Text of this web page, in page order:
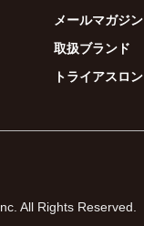
メールマガジン
取扱ブランド
トライアスロン
All Rights Reserved.